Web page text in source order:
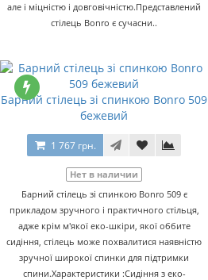
але і міцністю і довговічністю.Представлений
стілець Bonro є сучасни..
Барний стілець зі спинкою Bonro 509
бежевий
1 767 грн.
Нет в наличии
Барний стілець зі спинкою Bonro 509 є
прикладом зручного і практичного стільця,
адже крім м'якої еко-шкіри, якої оббите
сидіння, стілець може похвалитися наявністю
зручної широкої спинки для підтримки
спини.Характеристики :Сидіння з еко-